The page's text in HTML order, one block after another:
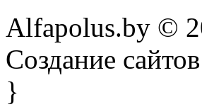
Alfapolus.by ©
Создание
}